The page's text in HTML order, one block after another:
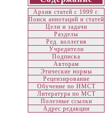
Архив статей с 1999 г.
Поиск аннотаций и статей
Цели и задачи
Разделы
Ред. коллегия
Учредители
Подписка
Авторам
Этические нормы
Рецензирование
Обучение по НМСТ
Литература по МСТ
Полезные ссылки
Адрес редакции